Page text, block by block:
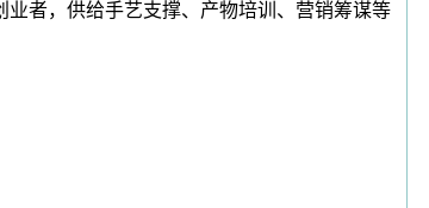
者，供给手艺支撑、产物培训、营销筹谋等